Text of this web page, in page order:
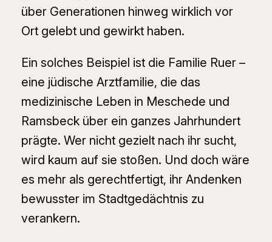
über Generationen hinweg wirklich vor
Ort gelebt und gewirkt haben.
Ein solches Beispiel ist die Familie Ruer –
eine jüdische Arztfamilie, die das
medizinische Leben in Meschede und
Ramsbeck über ein ganzes Jahrhundert
prägte. Wer nicht gezielt nach ihr sucht,
wird kaum auf sie stoßen. Und doch wäre
es mehr als gerechtfertigt, ihr Andenken
bewusster im Stadtgedächtnis zu
verankern.